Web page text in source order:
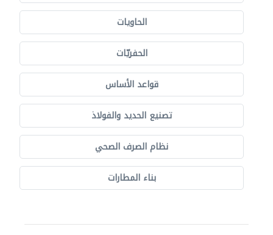
الحاويات
الحفريّات
قواعد الأساس
تصنيع الحديد والفولاذ
نظام الصرف الصحي
بناء المطارات